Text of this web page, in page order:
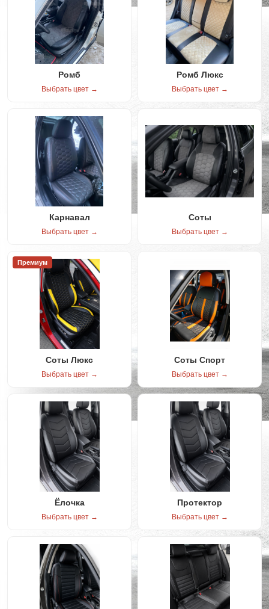
Ромб
Выбрать цвет →
Ромб Люкс
Выбрать цвет →
Карнавал
Выбрать цвет →
Соты
Выбрать цвет →
Премиум
Соты Люкс
Выбрать цвет →
Соты Спорт
Выбрать цвет →
Ёлочка
Выбрать цвет →
Протектор
Выбрать цвет →